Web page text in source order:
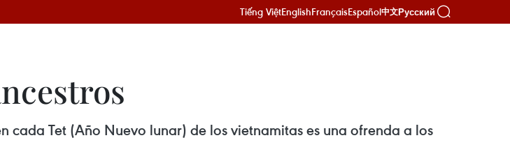
Tiếng ViệtEnglishFrançaisEspañol中文Русский
Tet (Año Nuevo lunar) de los vietnamitas es una ofrenda a los